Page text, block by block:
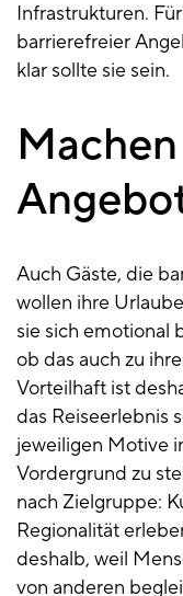
Infrastrukturen.
barrierefreier
klar sollte sie sein.
Auch Gäste, die
wollen ihre
sie sich emotional
ob das auch zu
Vorteilhaft ist
das Reiseerlebnis
jeweiligen Motive
Vordergrund zu
nach Zielgruppe:
Regionalität
deshalb, weil
von anderen